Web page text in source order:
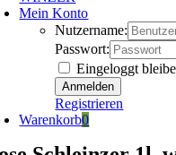
Mein Konto
Nutzername:
Passwort:
Eingeloggt
Registrieren
Warenkorb0